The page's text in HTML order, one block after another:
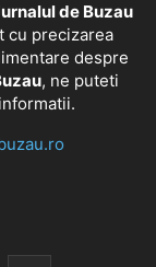
de Buzau
cu precizarea
despre
, ne puteti